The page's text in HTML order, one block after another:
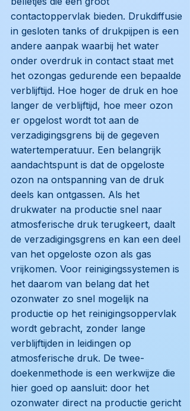
contactoppervlak bieden. Drukdiffusie
in gesloten tanks of drukpijpen is een
andere aanpak waarbij het water
onder overdruk in contact staat met
het ozongas gedurende een bepaalde
verblijftijd. Hoe hoger de druk en hoe
langer de verblijftijd, hoe meer ozon
er opgelost wordt tot aan de
verzadigingsgrens bij de gegeven
watertemperatuur. Een belangrijk
aandachtspunt is dat de opgeloste
ozon na ontspanning van de druk
deels kan ontgassen. Als het
drukwater na productie snel naar
atmosferische druk terugkeert, daalt
de verzadigingsgrens en kan een deel
van het opgeloste ozon als gas
vrijkomen. Voor reinigingssystemen is
het daarom van belang dat het
ozonwater zo snel mogelijk na
productie op het reinigingsoppervlak
wordt gebracht, zonder lange
verblijftijden in leidingen op
atmosferische druk. De twee-
doekenmethode is een werkwijze die
hier goed op aansluit: door het
ozonwater direct na productie gericht